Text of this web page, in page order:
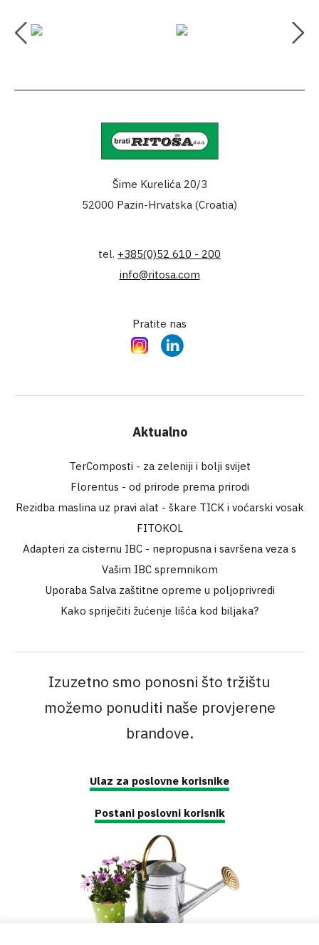
Šime Kurelića 20/3
52000 Pazin-Hrvatska (Croatia)
tel. +385(0)52 610 - 200
info@ritosa.com
Pratite nas
InstagramLinkedIn
Aktualno
TerComposti - za zeleniji i bolji svijet
Florentus - od prirode prema prirodi
Rezidba maslina uz pravi alat - škare TICK i voćarski vosak
FITOKOL
Adapteri za cisternu IBC - nepropusna i savršena veza s
Vašim IBC spremnikom
Uporaba Salva zaštitne opreme u poljoprivredi
Kako spriječiti žućenje lišća kod biljaka?
Izuzetno smo ponosni što tržištu
možemo ponuditi naše provjerene
brandove.
Ulaz za poslovne korisnike
Postani poslovni korisnik